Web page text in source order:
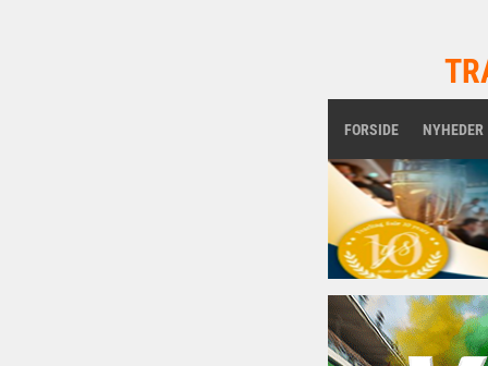
FORSIDE NYHEDER